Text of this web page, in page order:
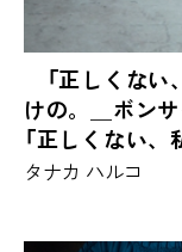
「正しくない
けの。＿ボンサ
「正しくない、
の。＿ミタテ」
タナカ ハルコ